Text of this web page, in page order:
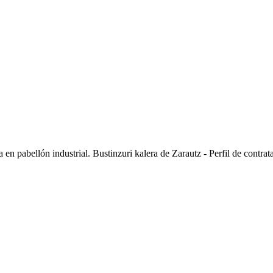
pabellón industrial. Bustinzuri kalera de Zarautz - Perfil de